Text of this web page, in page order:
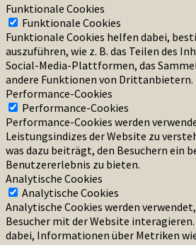
Funktionale Cookies
Funktionale Cookies
Funktionale Cookies helfen dabei,
auszuführen, wie z. B. das Teilen des
Social-Media-Plattformen, das
andere Funktionen von Drittanbietern.
Performance-Cookies
Performance-Cookies
Performance-Cookies werden
Leistungsindizes der Website zu
was dazu beiträgt, den Besuchern ein
Benutzererlebnis zu bieten.
Analytische Cookies
Analytische Cookies
Analytische Cookies werden
Besucher mit der Website
dabei, Informationen über Metriken